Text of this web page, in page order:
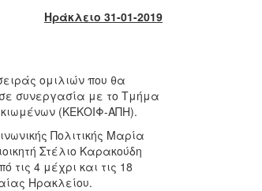
Ηράκλειο 31-01-2019
ομιλιών που θα
σε συνεργασία με το Τμήμα
(ΚΕΚΟΙΦ-ΑΠΗ).
Πολιτικής Μαρία
Στέλιο Καρακούδη
4 μέχρι και τις 18
Ηρακλείου.